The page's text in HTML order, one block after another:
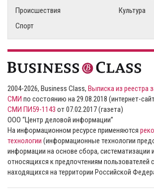
Происшествия
Культура
Спорт
2004-2026, Business Class, Выписка из реестра
СМИ по состоянию на 29.08.2018 (интернет-
СМИ ПИ59-1143 от 07.02.2017 (газета)
ООО “Центр деловой информации”
На информационном ресурсе применяются
технологии (информационные технологии
информации на основе сбора, систематизации
относящихся к предпочтениям пользователей
находящихся на территории Российской